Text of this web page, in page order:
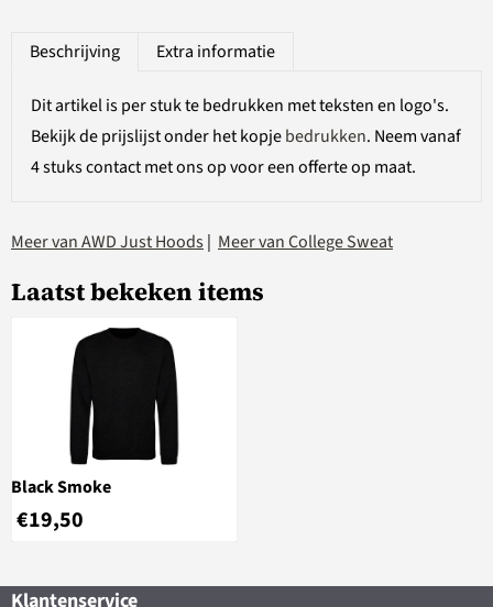
Beschrijving Extra informatie
Dit artikel is per stuk te bedrukken met teksten en logo's.
Bekijk de prijslijst onder het kopjebedrukken. Neem vanaf
4 stuks contact met ons op voor een offerte op maat.
Meer van AWD Just Hoods| Meer van College Sweat
Laatst bekeken items
Black Smoke
€19,50
Klantenservice